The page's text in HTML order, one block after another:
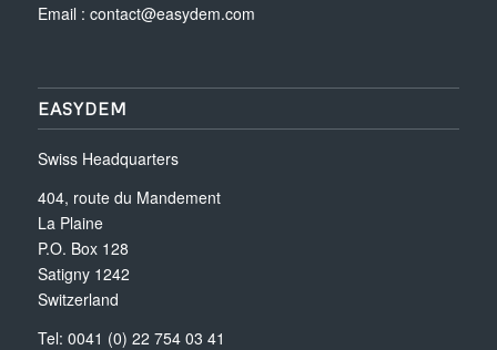
Email : contact@easydem.com
EASYDEM
Swiss Headquarters
404, route du Mandement
La Plaine
P.O. Box 128
Satigny 1242
Switzerland
Tel: 0041 (0) 22 754 03 41